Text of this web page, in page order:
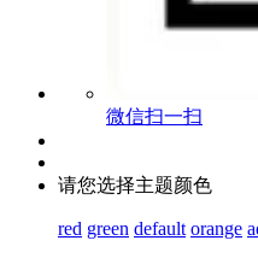
微信扫一扫
请您选择主题颜色
red green default orange